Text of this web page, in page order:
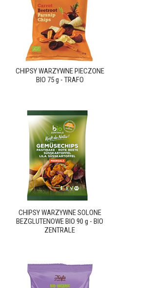
CHIPSY WARZYWNE PIECZONE
BIO 75 g - TRAFO
CHIPSY WARZYWNE SOLONE
BEZGLUTENOWE BIO 90 g - BIO
ZENTRALE